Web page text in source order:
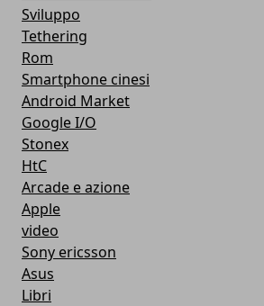
Sviluppo
Tethering
Rom
Smartphone cinesi
Android Market
Google I/O
Stonex
HtC
Arcade e azione
Apple
video
Sony ericsson
Asus
Libri